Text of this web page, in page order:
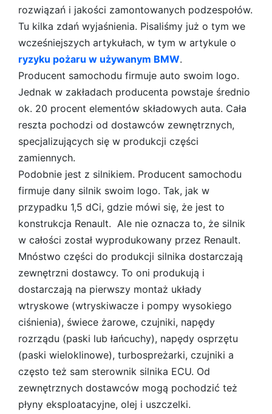
rozwiązań i jakości zamontowanych podzespołów.
Tu kilka zdań wyjaśnienia. Pisaliśmy już o tym we
wcześniejszych artykułach, w tym w artykule o
ryzyku pożaru w używanym BMW.
Producent samochodu firmuje auto swoim logo.
Jednak w zakładach producenta powstaje średnio
ok. 20 procent elementów składowych auta. Cała
reszta pochodzi od dostawców zewnętrznych,
specjalizujących się w produkcji części
zamiennych.
Podobnie jest z silnikiem. Producent samochodu
firmuje dany silnik swoim logo. Tak, jak w
przypadku 1,5 dCi, gdzie mówi się, że jest to
konstrukcja Renault. Ale nie oznacza to, że silnik
w całości został wyprodukowany przez Renault.
Mnóstwo części do produkcji silnika dostarczają
zewnętrzni dostawcy. To oni produkują i
dostarczają na pierwszy montaż układy
wtryskowe (wtryskiwacze i pompy wysokiego
ciśnienia), świece żarowe, czujniki, napędy
rozrządu (paski lub łańcuchy), napędy osprzętu
(paski wieloklinowe), turbospreżarki, czujniki a
często też sam sterownik silnika ECU. Od
zewnętrznych dostawców mogą pochodzić też
płyny eksploatacyjne, olej i uszczelki.